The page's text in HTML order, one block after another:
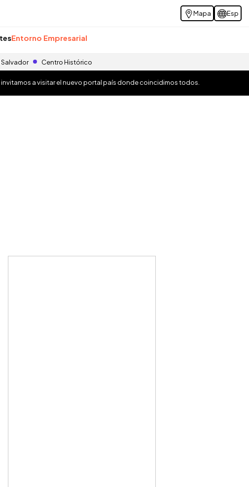
Mapa Esp
Entorno Empresarial
Salvador Centro Histórico
invitamos a visitar el nuevo portal país donde coincidimos todos.